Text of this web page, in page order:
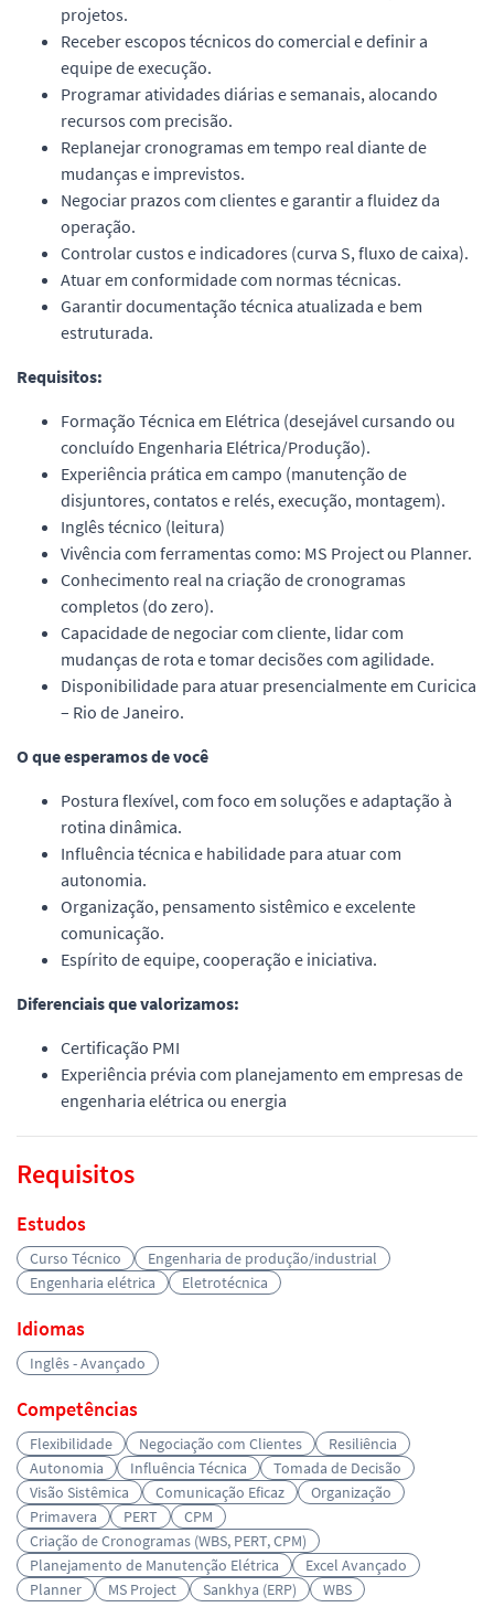
projetos.
Receber escopos técnicos do comercial e definir a
equipe de execução.
Programar atividades diárias e semanais, alocando
recursos com precisão.
Replanejar cronogramas em tempo real diante de
mudanças e imprevistos.
Negociar prazos com clientes e garantir a fluidez da
operação.
Controlar custos e indicadores (curva S, fluxo de caixa).
Atuar em conformidade com normas técnicas.
Garantir documentação técnica atualizada e bem
estruturada.
Requisitos:
Formação Técnica em Elétrica (desejável cursando ou
concluído Engenharia Elétrica/Produção).
Experiência prática em campo (manutenção de
disjuntores, contatos e relés, execução, montagem).
Inglês técnico (leitura)
Vivência com ferramentas como: MS Project ou Planner.
Conhecimento real na criação de cronogramas
completos (do zero).
Capacidade de negociar com cliente, lidar com
mudanças de rota e tomar decisões com agilidade.
Disponibilidade para atuar presencialmente em Curicica
– Rio de Janeiro.
O que esperamos de você
Postura flexível, com foco em soluções e adaptação à
rotina dinâmica.
Influência técnica e habilidade para atuar com
autonomia.
Organização, pensamento sistêmico e excelente
comunicação.
Espírito de equipe, cooperação e iniciativa.
Diferenciais que valorizamos:
Certificação PMI
Experiência prévia com planejamento em empresas de
engenharia elétrica ou energia
Requisitos
Estudos
Curso Técnico
Engenharia de produção/industrial
Engenharia elétrica
Eletrotécnica
Idiomas
Inglês - Avançado
Competências
Flexibilidade Negociação com Clientes
Resiliência
Autonomia
Influência Técnica
Tomada de Decisão
Visão Sistêmica
Comunicação Eficaz
Organização
Primavera
PERT
CPM
Criação de Cronogramas (WBS, PERT, CPM)
Planejamento de Manutenção Elétrica
Excel Avançado
Planner
MS Project Sankhya (ERP) WBS